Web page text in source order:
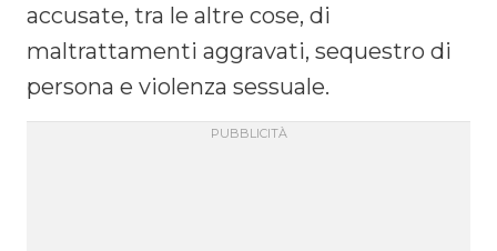
accusate, tra le altre cose, di
maltrattamenti aggravati, sequestro di
persona e violenza sessuale.